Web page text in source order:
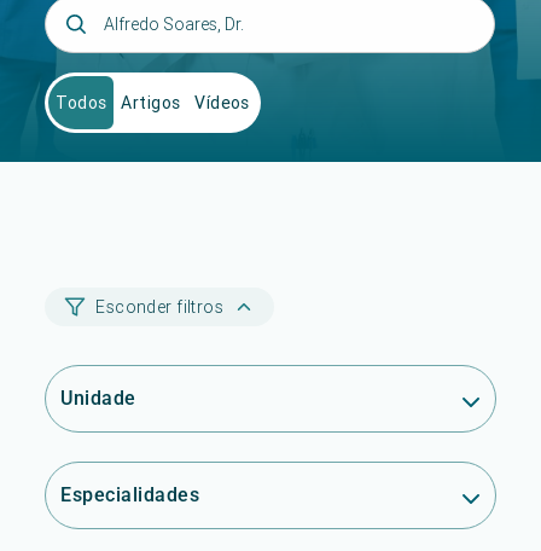
Todos Artigos Vídeos
Esconder filtros
Unidade
Especialidades